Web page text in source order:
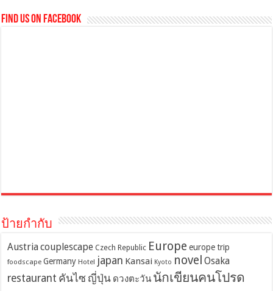
Find us on Facebook
ป้ายกำกับ
Austriacouplescape Czech Republic Europe europe trip
foodscape Germany Hotel japan Kansai Kyoto novel Osaka
restaurant คันไซ ญี่ปุ่น ดวงตะวัน นักเขียนคนโปรด